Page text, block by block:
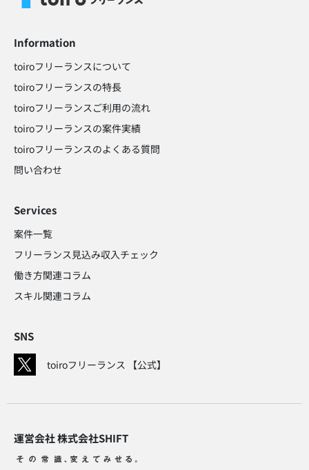
Information
toiroフリーランスについて
toiroフリーランスの特長
toiroフリーランスご利用の流れ
toiroフリーランスの案件実績
toiroフリーランスのよくある質問
問い合わせ​
Services
案件一覧
フリーランス見込み収入チェック​
働き方関連コラム​
スキル関連コラム​
SNS
toiroフリーランス 【公式】
運営会社 株式会社SHIFT​